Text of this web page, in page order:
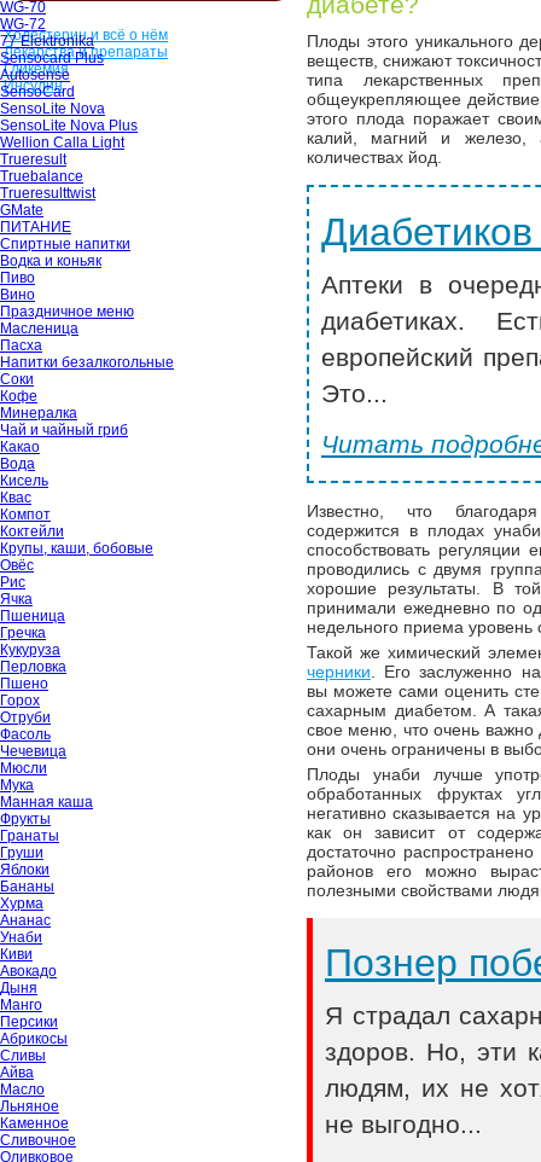
WG-70
WG-72
77 Elektronika
Sensocard Plus
Autosense
SensoCard
SensoLite Nova
SensoLite Nova Plus
Wellion Calla Light
Trueresult
Truebalance
Trueresulttwist
GMate
ПИТАНИЕ
Спиртные напитки
Водка и коньяк
Пиво
Вино
Праздничное меню
Масленица
Пасха
Напитки безалкогольные
Соки
Кофе
Минералка
Чай и чайный гриб
Какао
Вода
Кисель
Квас
Компот
Коктейли
Крупы, каши, бобовые
Овёс
Рис
Ячка
Пшеница
Гречка
Кукуруза
Перловка
Пшено
Горох
Отруби
Фасоль
Чечевица
Мюсли
Мука
Манная каша
Фрукты
Гранаты
Груши
Яблоки
Бананы
Хурма
Ананас
Унаби
Киви
Авокадо
Дыня
Манго
Персики
Абрикосы
Сливы
Айва
Масло
Льняное
Каменное
Сливочное
Оливковое
Холестерин и всё о нём
Лекарства и препараты
Гликемия
Инсулин
Плоды этого уникального
веществ, снижают
типа лекарственных
общеукрепляющее
этого плода поражает
калий, магний и железо,
количествах йод.
Аптеки в
диабетиках.
европейский
Это...
Читать
Известно, что
содержится в плодах
способствовать
проводились с двумя
хорошие результаты. В
принимали ежедневно по
недельного приема
Такой же химический
черники . Его заслуженно
вы можете сами оценить
сахарным диабетом. А
свое меню, что очень важно
они очень ограничены в
Плоды унаби лучше
обработанных фруктах
негативно сказывается на
как он зависит от
достаточно
районов его можно
полезными свойствами
Познер
Я страдал
здоров. Но, эти
людям, их не
не выгодно...